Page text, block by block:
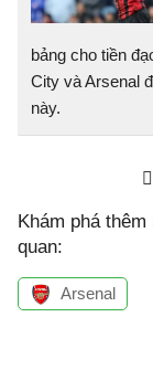
bảng cho tiền
City và Arsenal
này.
Khám phá
quan:
Arsenal